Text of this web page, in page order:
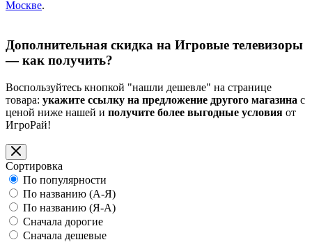
Москве.
Дополнительная скидка на Игровые телевизоры
— как получить?
Воспользуйтесь кнопкой "нашли дешевле" на странице
товара: укажите ссылку на предложение другого магазина с
ценой ниже нашей и получите более выгодные условия от
ИгроРай!
Сортировка
По популярности
По названию (А-Я)
По названию (Я-А)
Сначала дорогие
Сначала дешевые